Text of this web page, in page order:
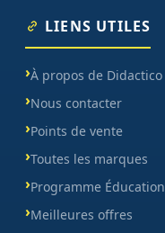
LIENS UTILES
À propos de Didactico
Nous contacter
Points de vente
Toutes les marques
Programme Éducation
Meilleures offres